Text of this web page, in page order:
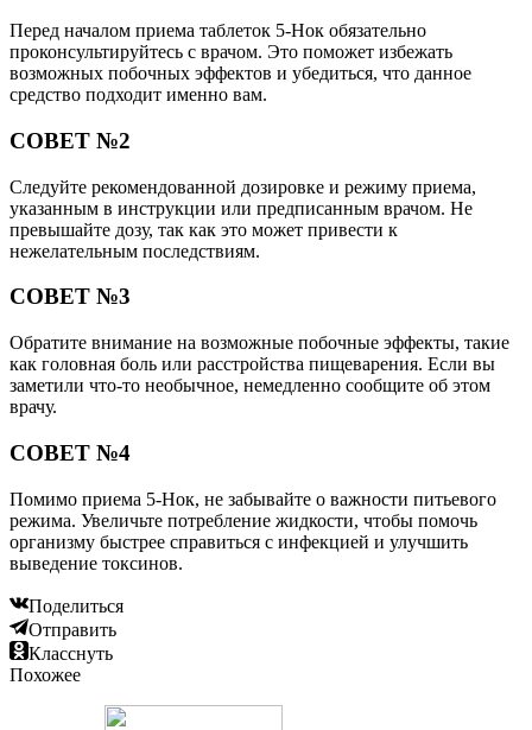
Перед началом приема таблеток 5-Нок обязательно
проконсультируйтесь с врачом. Это поможет избежать
возможных побочных эффектов и убедиться, что данное
средство подходит именно вам.
СОВЕТ №2
Следуйте рекомендованной дозировке и режиму приема,
указанным в инструкции или предписанным врачом. Не
превышайте дозу, так как это может привести к
нежелательным последствиям.
СОВЕТ №3
Обратите внимание на возможные побочные эффекты, такие
как головная боль или расстройства пищеварения. Если вы
заметили что-то необычное, немедленно сообщите об этом
врачу.
СОВЕТ №4
Помимо приема 5-Нок, не забывайте о важности питьевого
режима. Увеличьте потребление жидкости, чтобы помочь
организму быстрее справиться с инфекцией и улучшить
выведение токсинов.
Поделиться
Отправить
Класснуть
Похожее